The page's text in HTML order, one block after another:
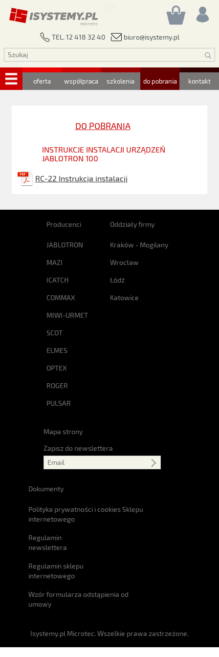
TEL. 12 418 32 40 biuro@isystemy.pl
oferta współpraca szkolenia do pobrania kontakt
DO POBRANIA
INSTRUKCJE INSTALACJI URZĄDZEŃ
JABLOTRON 100
RC-22 Instrukcja instalacji
Producenci
JABLOTRON
MAZI
ICATCH
COMMAX
MIWI-URMET
SCOT
ELMES
OPTEX
ROGER
PULSAR
Oddziały firmy
Kraków - Mogilany
Wrocław
Łódź
Katowice
Mapa strony
Zapisz do newslettera
Dokumenty
Polityka prywatności i cookies Sklepu
internetowego
Regulamin
newslettera
Regulamin sklepu
internetowego
Wzór formularza odstąpienia od
umowy
Isystemy.pl Microtec. Wszelkie prawa zastrzeżone.